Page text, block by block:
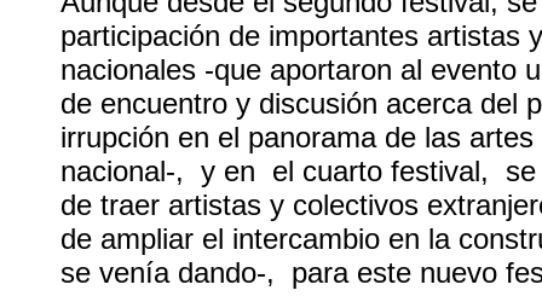
participación de importantes artistas
nacionales -que aportaron al evento
de encuentro y discusión acerca del
irrupción en el panorama de las
nacional-, y en el cuarto festival, se
de traer artistas y colectivos
de ampliar el intercambio en la
se venía dando-, para este nuevo